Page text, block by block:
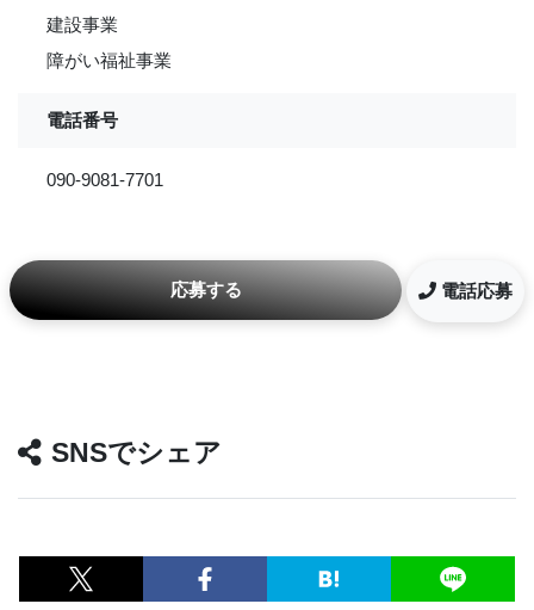
建設事業
障がい福祉事業
電話番号
090-9081-7701
応募する 電話応募
SNSでシェア